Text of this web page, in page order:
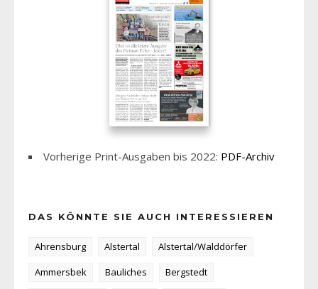
Vorherige Print-Ausgaben bis 2022: PDF-Archiv
DAS KÖNNTE SIE AUCH INTERESSIEREN
Ahrensburg Alstertal
Alstertal/Walddörfer
Ammersbek
Bauliches
Bergstedt